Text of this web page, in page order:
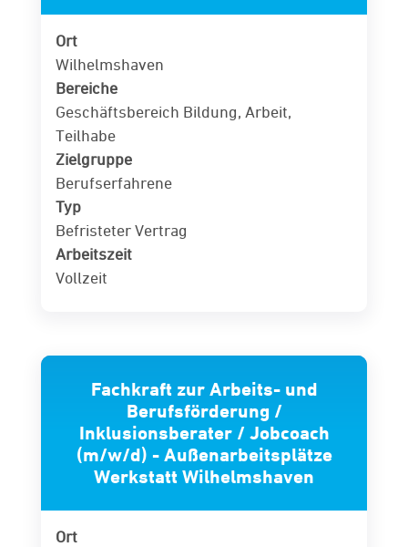
Ort
Wilhelmshaven
Bereiche
Geschäftsbereich Bildung, Arbeit,
Teilhabe
Zielgruppe
Berufserfahrene
Typ
Befristeter Vertrag
Arbeitszeit
Vollzeit
Fachkraft zur Arbeits- und
Berufsförderung /
Inklusionsberater / Jobcoach
(m/w/d) - Außenarbeitsplätze
Werkstatt Wilhelmshaven
Ort